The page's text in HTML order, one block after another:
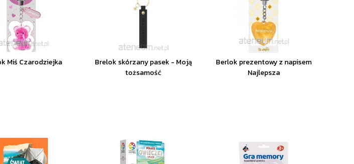
Miś Czarodziejka
Brelok skórzany pasek - Moją
tożsamość
Berlok prezentowy z napisem
Najlepsza